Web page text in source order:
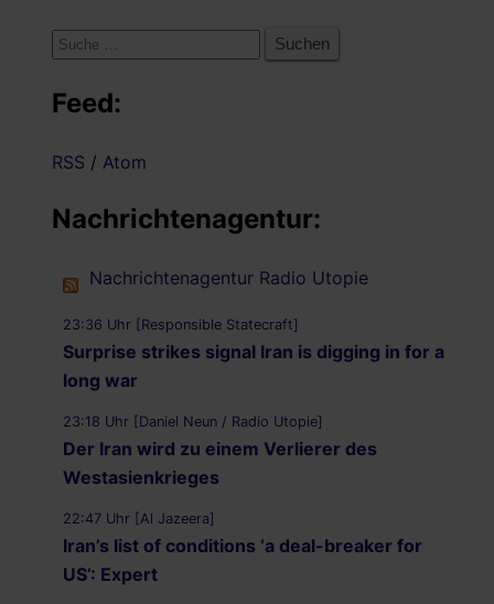
Suche
Feed:
RSS / Atom
Nachrichtenagentur:
Nachrichtenagentur Radio Utopie
23:36 Uhr [Responsible Statecraft]
Surprise strikes signal Iran is digging in for a
long war
23:18 Uhr [Daniel Neun / Radio Utopie]
Der Iran wird zu einem Verlierer des
Westasienkrieges
22:47 Uhr [Al Jazeera]
Iran’s list of conditions ‘a deal-breaker for
US’: Expert